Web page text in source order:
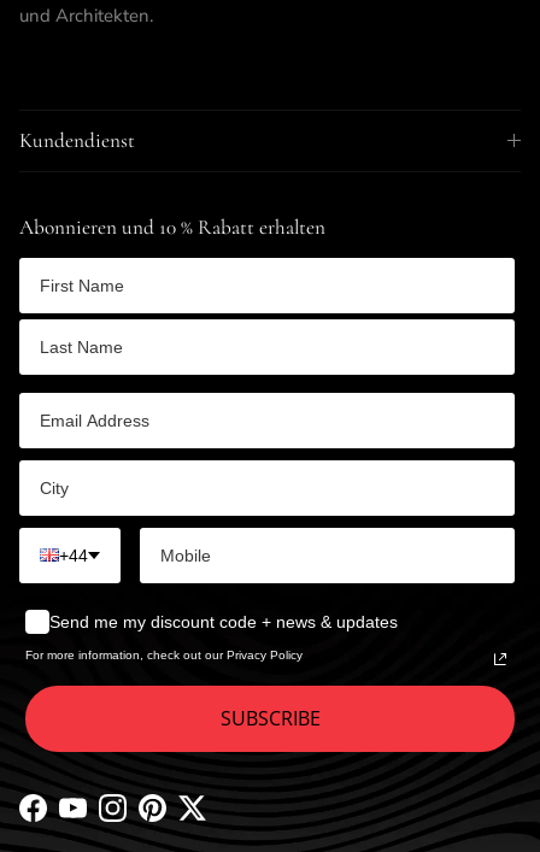
und Architekten.
Kundendienst
Abonnieren und 10 % Rabatt erhalten
+44
Send me my discount code + news & updates
For more information, check out our Privacy Policy
SUBSCRIBE
Facebook
YouTubeInstagram
PinterestTwitter